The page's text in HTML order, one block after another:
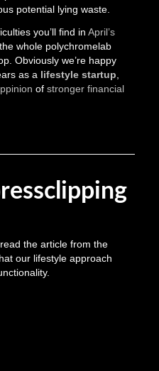
potential lying waste.
you’ll find in April’s
the whole polychromelab
Obviously we’re happy
as a lifestyle startup
of stronger financial
the article from the
our lifestyle approach